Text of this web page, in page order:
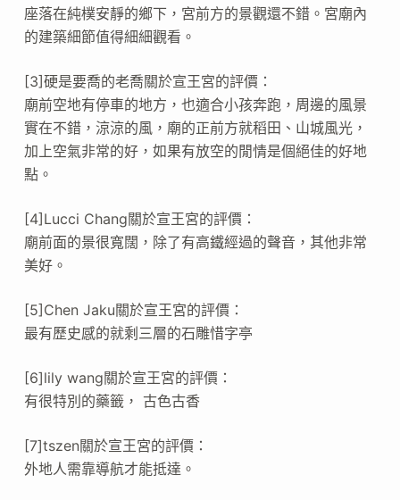
座落在純樸安靜的鄉下，宮前方的景觀還不錯。宮廟內
的建築細節值得細細觀看。
[3]硬是要喬的老喬關於宣王宮的評價：
廟前空地有停車的地方，也適合小孩奔跑，周邊的風景
實在不錯，涼涼的風，廟的正前方就稻田、山城風光，
加上空氣非常的好，如果有放空的閒情是個絕佳的好地
點。
[4]Lucci Chang關於宣王宮的評價：
廟前面的景很寬闊，除了有高鐵經過的聲音，其他非常
美好。
[5]Chen Jaku關於宣王宮的評價：
最有歷史感的就剩三層的石雕惜字亭
[6]lily wang關於宣王宮的評價：
有很特別的藥籤， 古色古香
[7]tszen關於宣王宮的評價：
外地人需靠導航才能抵達。